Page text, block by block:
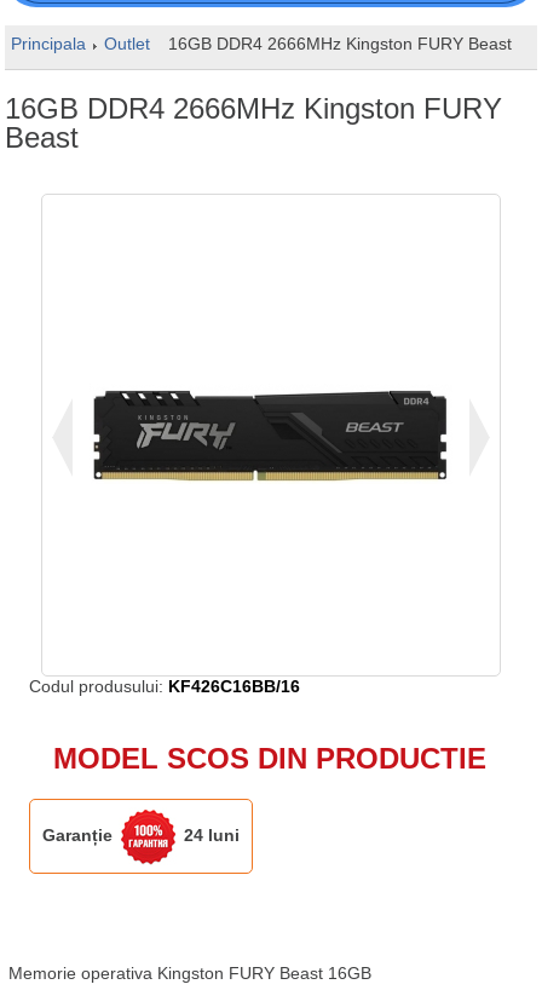
Principala Outlet 16GB DDR4 2666MHz Kingston FURY Beast
16GB DDR4 2666MHz Kingston FURY
Beast
Codul produsului: KF426C16BB/16
MODEL SCOS DIN PRODUCTIE
Garanție 24 luni
Memorie operativa Kingston FURY Beast 16GB